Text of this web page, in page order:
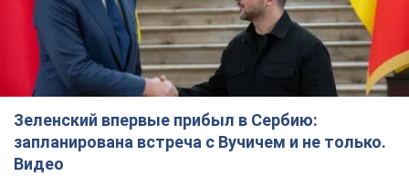
Зеленский впервые прибыл в Сербию:
запланирована встреча с Вучичем и не только.
Видео